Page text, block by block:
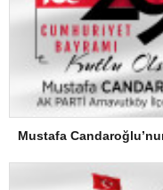
Mustafa